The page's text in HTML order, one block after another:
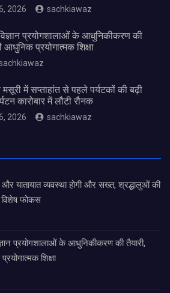
2026 sachkiawaz
प्रयोगशालाओं के आधुनिकीकरण की
आधुनिक प्रयोगात्मक शिक्षा
में सप्ताहांत से पहले पर्यटकों की बढ़ी
कारोबार में लौटी रौनक
2026 sachkiawaz
और यातायात व्यवस्था होगी और सख्त, श्रद्धालुओं की
विशेष फोकस
प्रयोगशालाओं के आधुनिकीकरण की तैयारी,
शिक्षा